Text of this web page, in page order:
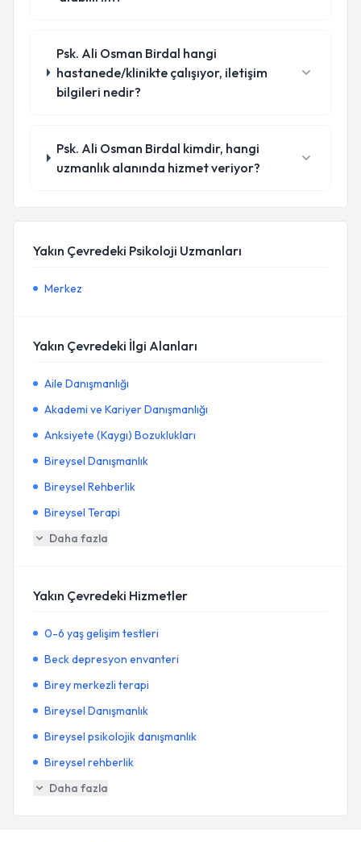
Psk. Ali Osman Birdal hangi
hastanede/klinikte çalışıyor, iletişim
bilgileri nedir?
Psk. Ali Osman Birdal kimdir, hangi
uzmanlık alanında hizmet veriyor?
Yakın Çevredeki Psikoloji Uzmanları
Merkez
Yakın Çevredeki İlgi Alanları
Aile Danışmanlığı
Akademi ve Kariyer Danışmanlığı
Anksiyete (Kaygı) Bozuklukları
Bireysel Danışmanlık
Bireysel Rehberlik
Bireysel Terapi
Daha fazla
Yakın Çevredeki Hizmetler
0-6 yaş gelişim testleri
Beck depresyon envanteri
Birey merkezli terapi
Bireysel Danışmanlık
Bireysel psikolojik danışmanlık
Bireysel rehberlik
Daha fazla